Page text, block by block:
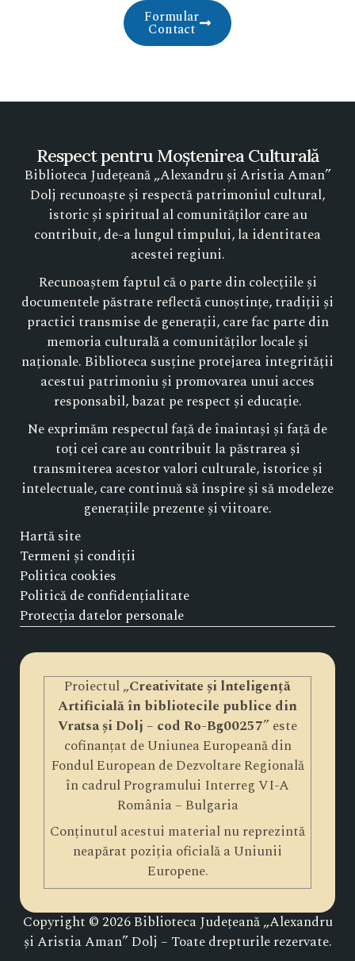
Formular
Contact
Respect pentru Moștenirea Culturală
Biblioteca Județeană „Alexandru și Aristia Aman”
Dolj recunoaște și respectă patrimoniul cultural,
istoric și spiritual al comunităților care au
contribuit, de-a lungul timpului, la identitatea
acestei regiuni.
Recunoaștem faptul că o parte din colecțiile și
documentele păstrate reflectă cunoștințe, tradiții și
practici transmise de generații, care fac parte din
memoria culturală a comunităților locale și
naționale. Biblioteca susține protejarea integrității
acestui patrimoniu și promovarea unui acces
responsabil, bazat pe respect și educație.
Ne exprimăm respectul față de înaintași și față de
toți cei care au contribuit la păstrarea și
transmiterea acestor valori culturale, istorice și
intelectuale, care continuă să inspire și să modeleze
generațiile prezente și viitoare.
Hartă site
Termeni și condiții
Politica cookies
Politică de confidențialitate
Protecția datelor personale
Proiectul „Creativitate și lnteligență
Artificială în bibliotecile publice din
Vratsa și Dolj – cod Ro-Bg00257” este
cofinanțat de Uniunea Europeană din
Fondul European de Dezvoltare Regională
în cadrul Programului Interreg VI-A
România – Bulgaria
Conținutul acestui material nu reprezintă
neapărat poziția oficială a Uniunii
Europene.
Copyright © 2026 Biblioteca Județeană „Alexandru
și Aristia Aman” Dolj – Toate drepturile rezervate.